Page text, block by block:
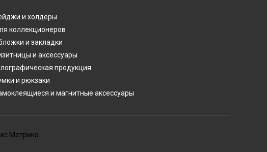
и холдеры
коллекционеров
и закладки
и аксессуары
продукция
и рюкзаки
и магнитные аксессуары